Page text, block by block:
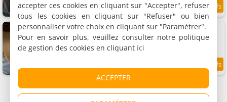
3 km 8.5
La maison de Garance
Maison de vacances, 200 m²
14 personnes, 4 chambres, 3 salles de bains
3 km 9/10
accepter ces cookies en cliquant sur "Accepter", refuser
tous les cookies en cliquant sur "Refuser" ou bien
personnaliser votre choix en cliquant sur "Paramétrer".
Pour en savoir plus, veuillez consulter notre politique
de gestion des cookies en cliquant ici
ACCEPTER